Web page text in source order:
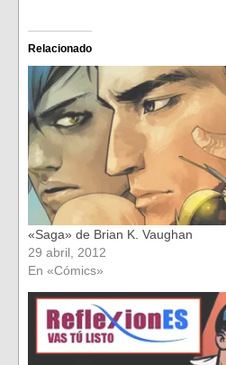
Facebook
(Se
abre
en
una
ventana
nueva)
en
una
ventana
nueva)
Relacionado
«Saga» de Brian K. Vaughan
29 abril, 2012
En «Cómics»